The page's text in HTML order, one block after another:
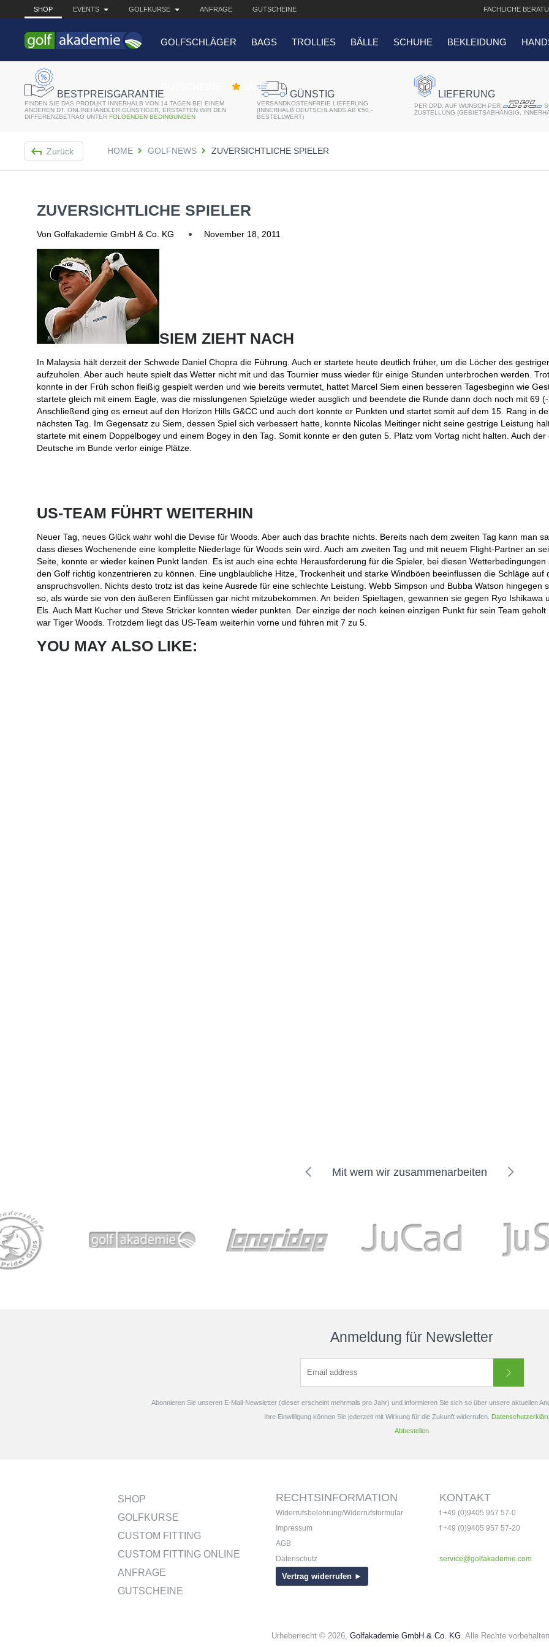
SHOP EVENTS GOLFKURSE ANFRAGE GUTSCHEINE FACHLICHE
GOLFSCHLÄGER BAGS TROLLIES BÄLLE SCHUHE BEKLEIDUNG
SALE
Bridgestone JGR Driver 2018
BESTPREISGARANTIE
FINDEN SIE DAS PRODUKT INNERHALB VON 14 TAGEN BEI EINEM
ANDEREN DT. ONLINEHÄNDLER GÜNSTIGER, ERSTATTEN WIR DEN
DIFFERENZBETRAG UNTER FOLGENDEN BEDINGUNGEN
GÜNSTIG
VERSANDKOSTENFREIE LIEFERUNG
(INNERHALB DEUTSCHLANDS AB €50,-
BESTELLWERT)
LIEFERUNG
PER DPD, AUF WUNSCH PER
ZUSTELLUNG (GEBIETSABHÄNGIG,
Zurück HOME GOLFNEWS ZUVERSICHTLICHE SPIELER
ZUVERSICHTLICHE SPIELER
Von Golfakademie GmbH & Co. KG November 18, 2011
SIEM ZIEHT NACH
In Malaysia hält derzeit der Schwede Daniel Chopra die Führung. Auch er startete heute deutlich früher, um die Löcher des
aufzuholen. Aber auch heute spielt das Wetter nicht mit und das Tournier muss wieder für einige Stunden unterbrochen werden.
konnte in der Früh schon fleißig gespielt werden und wie bereits vermutet, hattet Marcel Siem einen besseren Tagesbeginn wie
startete gleich mit einem Eagle, was die misslungenen Spielzüge wieder ausglich und beendete die Runde dann doch noch mit 69
Anschließend ging es erneut auf den Horizon Hills G&CC und auch dort konnte er Punkten und startet somit auf dem 15. Rang in
nächsten Tag. Im Gegensatz zu Siem, dessen Spiel sich verbessert hatte, konnte Nicolas Meitinger nicht seine gestrige Leistung
startete mit einem Doppelbogey und einem Bogey in den Tag. Somit konnte er den guten 5. Platz vom Vortag nicht halten. Auch der
Deutsche im Bunde verlor einige Plätze.
US-TEAM FÜHRT WEITERHIN
Neuer Tag, neues Glück wahr wohl die Devise für Woods. Aber auch das brachte nichts. Bereits nach dem zweiten Tag kann man
dass dieses Wochenende eine komplette Niederlage für Woods sein wird. Auch am zweiten Tag und mit neuem Flight-Partner an
Seite, konnte er wieder keinen Punkt landen. Es ist auch eine echte Herausforderung für die Spieler, bei diesen Wetterbedingungen
den Golf richtig konzentrieren zu können. Eine ungblaubliche Hitze, Trockenheit und starke Windböen beeinflussen die Schläge auf
anspruchsvollen. Nichts desto trotz ist das keine Ausrede für eine schlechte Leistung. Webb Simpson und Bubba Watson hingegen
so, als würde sie von den äußeren Einflüssen gar nicht mitzubekommen. An beiden Spieltagen, gewannen sie gegen Ryo Ishikawa
Els. Auch Matt Kucher und Steve Stricker konnten wieder punkten. Der einzige der noch keinen einzigen Punkt für sein Team geholt
war Tiger Woods. Trotzdem liegt das US-Team weiterhin vorne und führen mit 7 zu 5.
YOU MAY ALSO LIKE:
Mit wem wir zusammenarbeiten
Anmeldung für Newsletter
Abonnieren Sie unseren E-Mail-Newsletter (dieser erscheint mehrmals pro Jahr) und informieren Sie sich so über unsere aktuellen
Ihre Einwilligung können Sie jederzeit mit Wirkung für die Zukunft widerrufen.
Abbestellen
SHOP
GOLFKURSE
CUSTOM FITTING
CUSTOM FITTING ONLINE
ANFRAGE
GUTSCHEINE
RECHTSINFORMATION
Widerrufsbelehrung/Widerrufsformular
Impressum
AGB
Datenschutz
Vertrag widerrufen ►
KONTAKT
t +49 (0)9405 957 57-0
f +49 (0)9405 957 57-20
service@golfakademie.com
Urheberrecht © 2026, Golfakademie GmbH & Co. KG. Alle Rechte